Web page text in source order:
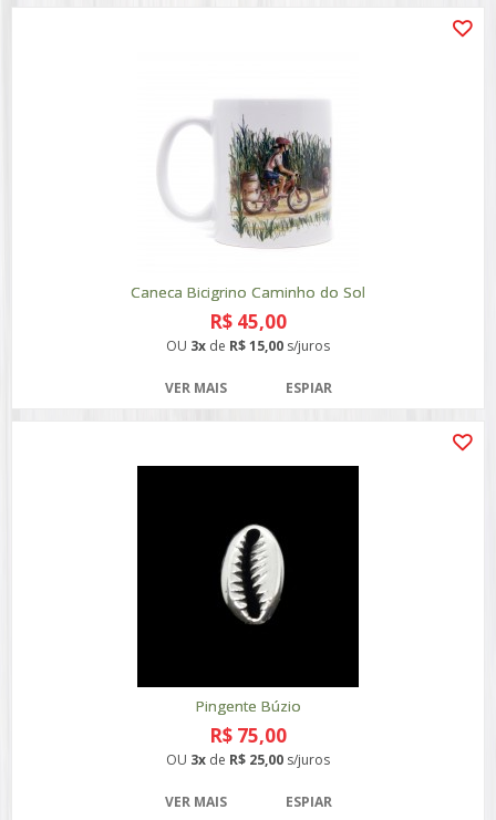
Caneca Bicigrino Caminho do Sol
R$ 45,00
OU 3x de R$ 15,00 s/juros
VER MAIS ESPIAR
Pingente Búzio
R$ 75,00
OU 3x de R$ 25,00 s/juros
VER MAIS ESPIAR